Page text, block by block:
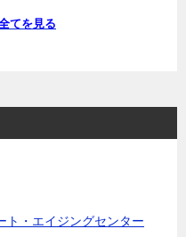
てを見る
ト・エイジングセンター